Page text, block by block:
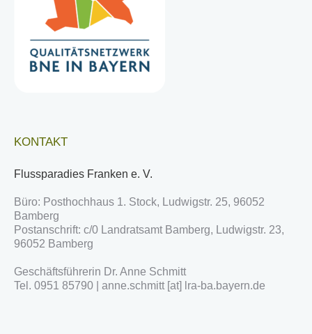
KONTAKT
Flussparadies Franken e. V.
Büro: Posthochhaus 1. Stock, Ludwigstr. 25, 96052
Bamberg
Postanschrift: c/0 Landratsamt Bamberg, Ludwigstr. 23,
96052 Bamberg
Geschäftsführerin Dr. Anne Schmitt
Tel. 0951 85790 | anne.schmitt [at] lra-ba.bayern.de